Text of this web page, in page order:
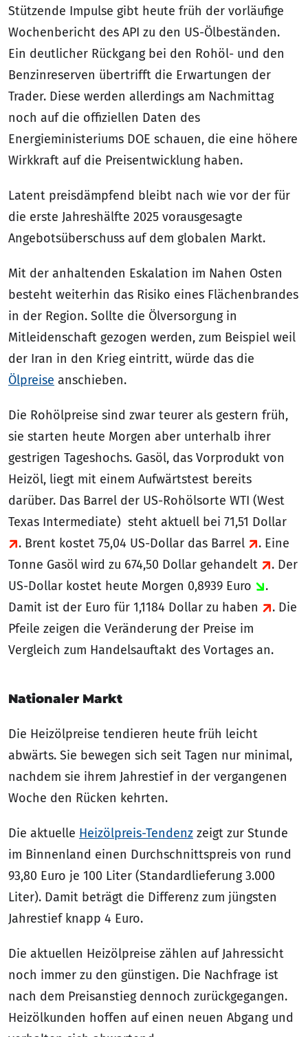
Stützende Impulse gibt heute früh der vorläufige
Wochenbericht des API zu den US-Ölbeständen.
Ein deutlicher Rückgang bei den Rohöl- und den
Benzinreserven übertrifft die Erwartungen der
Trader. Diese werden allerdings am Nachmittag
noch auf die offiziellen Daten des
Energieministeriums DOE schauen, die eine höhere
Wirkkraft auf die Preisentwicklung haben.
Latent preisdämpfend bleibt nach wie vor der für
die erste Jahreshälfte 2025 vorausgesagte
Angebotsüberschuss auf dem globalen Markt.
Mit der anhaltenden Eskalation im Nahen Osten
besteht weiterhin das Risiko eines Flächenbrandes
in der Region. Sollte die Ölversorgung in
Mitleidenschaft gezogen werden, zum Beispiel weil
der Iran in den Krieg eintritt, würde das die
Ölpreise anschieben.
Die Rohölpreise sind zwar teurer als gestern früh,
sie starten heute Morgen aber unterhalb ihrer
gestrigen Tageshochs. Gasöl, das Vorprodukt von
Heizöl, liegt mit einem Aufwärtstest bereits
darüber. Das Barrel der US-Rohölsorte WTI (West
Texas Intermediate) steht aktuell bei 71,51 Dollar
. Brent kostet 75,04 US-Dollar das Barrel
. Eine
Tonne Gasöl wird zu 674,50 Dollar gehandelt
. Der
US-Dollar kostet heute Morgen 0,8939 Euro
.
Damit ist der Euro für 1,1184 Dollar zu haben
. Die
Pfeile zeigen die Veränderung der Preise im
Vergleich zum Handelsauftakt des Vortages an.
Nationaler Markt
Die Heizölpreise tendieren heute früh leicht
abwärts. Sie bewegen sich seit Tagen nur minimal,
nachdem sie ihrem Jahrestief in der vergangenen
Woche den Rücken kehrten.
Die aktuelle Heizölpreis-Tendenz zeigt zur Stunde
im Binnenland einen Durchschnittspreis von rund
93,80 Euro je 100 Liter (Standardlieferung 3.000
Liter). Damit beträgt die Differenz zum jüngsten
Jahrestief knapp 4 Euro.
Die aktuellen Heizölpreise zählen auf Jahressicht
noch immer zu den günstigen. Die Nachfrage ist
nach dem Preisanstieg dennoch zurückgegangen.
Heizölkunden hoffen auf einen neuen Abgang und